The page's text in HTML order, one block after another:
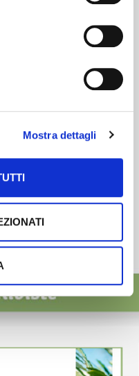
Mostra dettagli
qualità. Tagliato sulle tue